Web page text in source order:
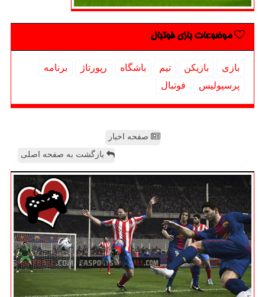
موضوعات بازی فوتبال
بازی بازیكن تیم باشگاه رپورتاژ
برنامه
پرسپولیس
فوتبال
صفحه اخبار
بازگشت به صفحه اصلی